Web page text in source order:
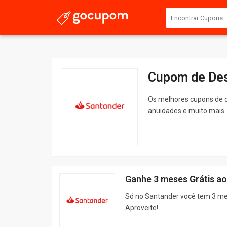
Cupom de
Os melhores cupons de
anuidades e muito mais.
Ganhe 3 meses Grátis
Só no Santander você tem 3
Aproveite!